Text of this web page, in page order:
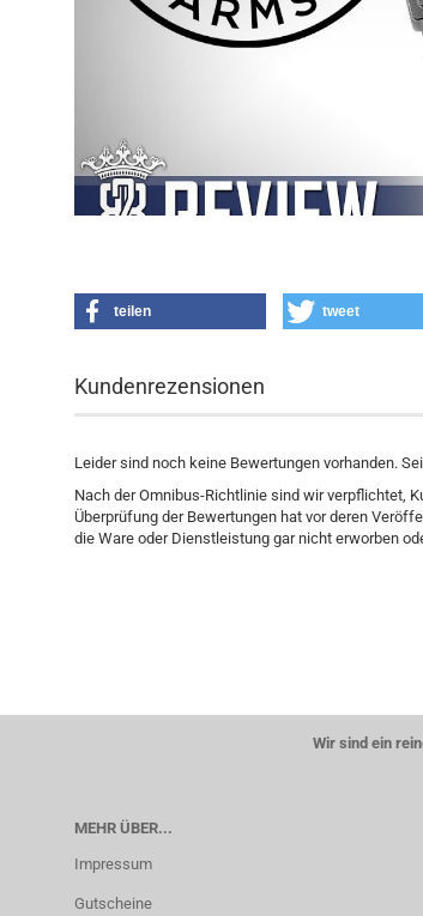
teilen tweet
Kundenrezensionen
Leider sind noch keine Bewertungen vorhanden.
Nach der Omnibus-Richtlinie sind wir verpflichtet,
Überprüfung der Bewertungen hat vor deren
die Ware oder Dienstleistung gar nicht erworben
Wir sind ein
MEHR ÜBER...
Impressum
Gutscheine